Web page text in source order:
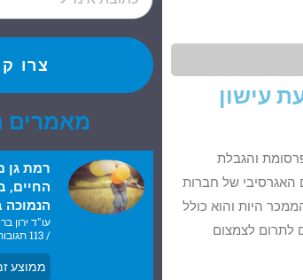
עישון
פרסומת והגבלת
האגרסיבי של חברות
היות והוא כולל
לתרום לצמצום
צרו
מאמרים
רמת גן
החיים,
הנמוכה
עו"ד ירון
113 תגובות
ממוצע